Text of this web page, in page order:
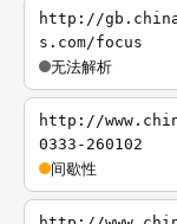
http://
s.com/focus
无法解析
http://
0333-260102
间歇性